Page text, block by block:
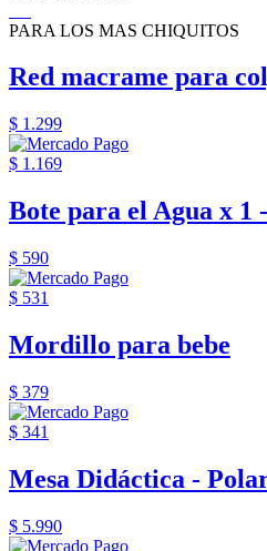
PARA LOS MAS CHIQUITOS
Red macrame para
$ 1.299
$ 1.169
Bote para el Agua x 1
$ 590
$ 531
Mordillo para bebe
$ 379
$ 341
Mesa Didáctica -
$ 5.990